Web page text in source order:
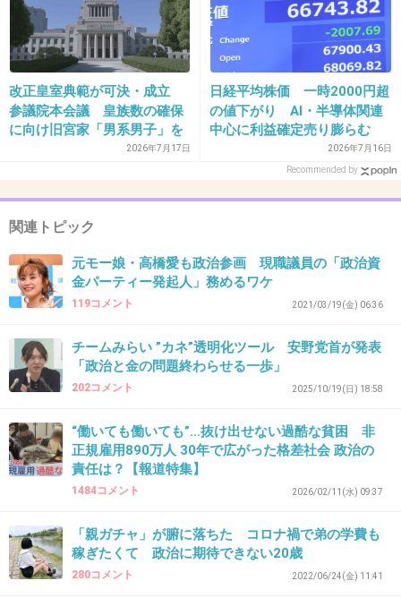
がいい
野党支持者ならその考えが思想なんだろうけれど
3件の返信
+5 -14
うちもそう
政治信条が近くてよかった
リベラルとは間違っても結婚出来ない
-1
41. 匿名2026/07/08(水) 12:09:25
メディアは弱い方を見方する、と読売テレビ解説員の高岡
さんが言ってた
この方は割と公平な報道をする人
42. 匿名2026/07/08(水) 12:10:29
改正皇室典範が可決・成立
参議院本会議 皇族数の確保
に向け旧宮家「男系男子」を
養子にすることが可能に 野
2026年7月17日
日経平均株価 一時2000円超
の値下がり AI・半導体関連
中心に利益確定売り膨らむ
2026年7月16日
Recommended by
関連トピック
元モー娘・高橋愛も政治参画 現職議員の「政治資
金パーティー発起人」務めるワケ
119コメント 2021/03/19(金) 06:36
チームみらい ”カネ”透明化ツール 安野党首が発表
「政治と金の問題終わらせる一歩」
202コメント 2025/10/19(日) 18:58
“働いても働いても”…抜け出せない過酷な貧困 非
正規雇用890万人 30年で広がった格差社会 政治の
責任は？【報道特集】
1484コメント 2026/02/11(水) 09:37
「親ガチャ」が腑に落ちた コロナ禍で弟の学費も
稼ぎたくて 政治に期待できない20歳
280コメント 2022/06/24(金) 11:41